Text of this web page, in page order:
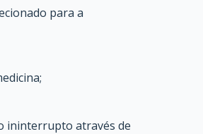
para a
ininterrupto através de